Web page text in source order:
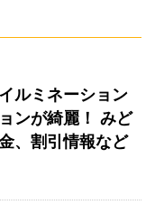
ルミネーション
ンが綺麗！ みど
、割引情報など